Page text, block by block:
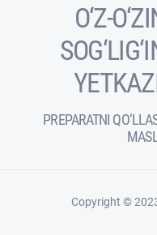
O‘Z-
PREPARATNI
Copyright ©